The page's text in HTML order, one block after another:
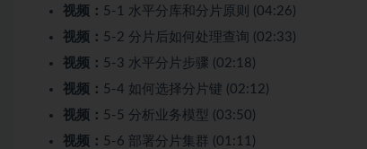
视频： 5-1 水平分库和分片原则 (04:26)
视频： 5-2 分片后如何处理查询 (02:33)
视频： 5-3 水平分片步骤 (02:18)
视频： 5-4 如何选择分片键 (02:12)
视频： 5-5 分析业务模型 (03:50)
视频： 5-6 部署分片集群 (01:11)